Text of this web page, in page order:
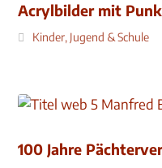
Acrylbilder mit
Kinder, Jugend & Schule
100 Jahre